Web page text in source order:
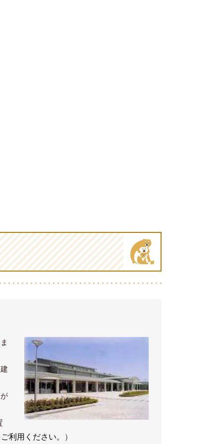
利用ください。 ）